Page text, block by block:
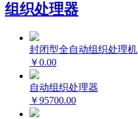
组织处理器
封闭型全自动组织处理机
￥0.00
自动组织处理器
￥95700.00